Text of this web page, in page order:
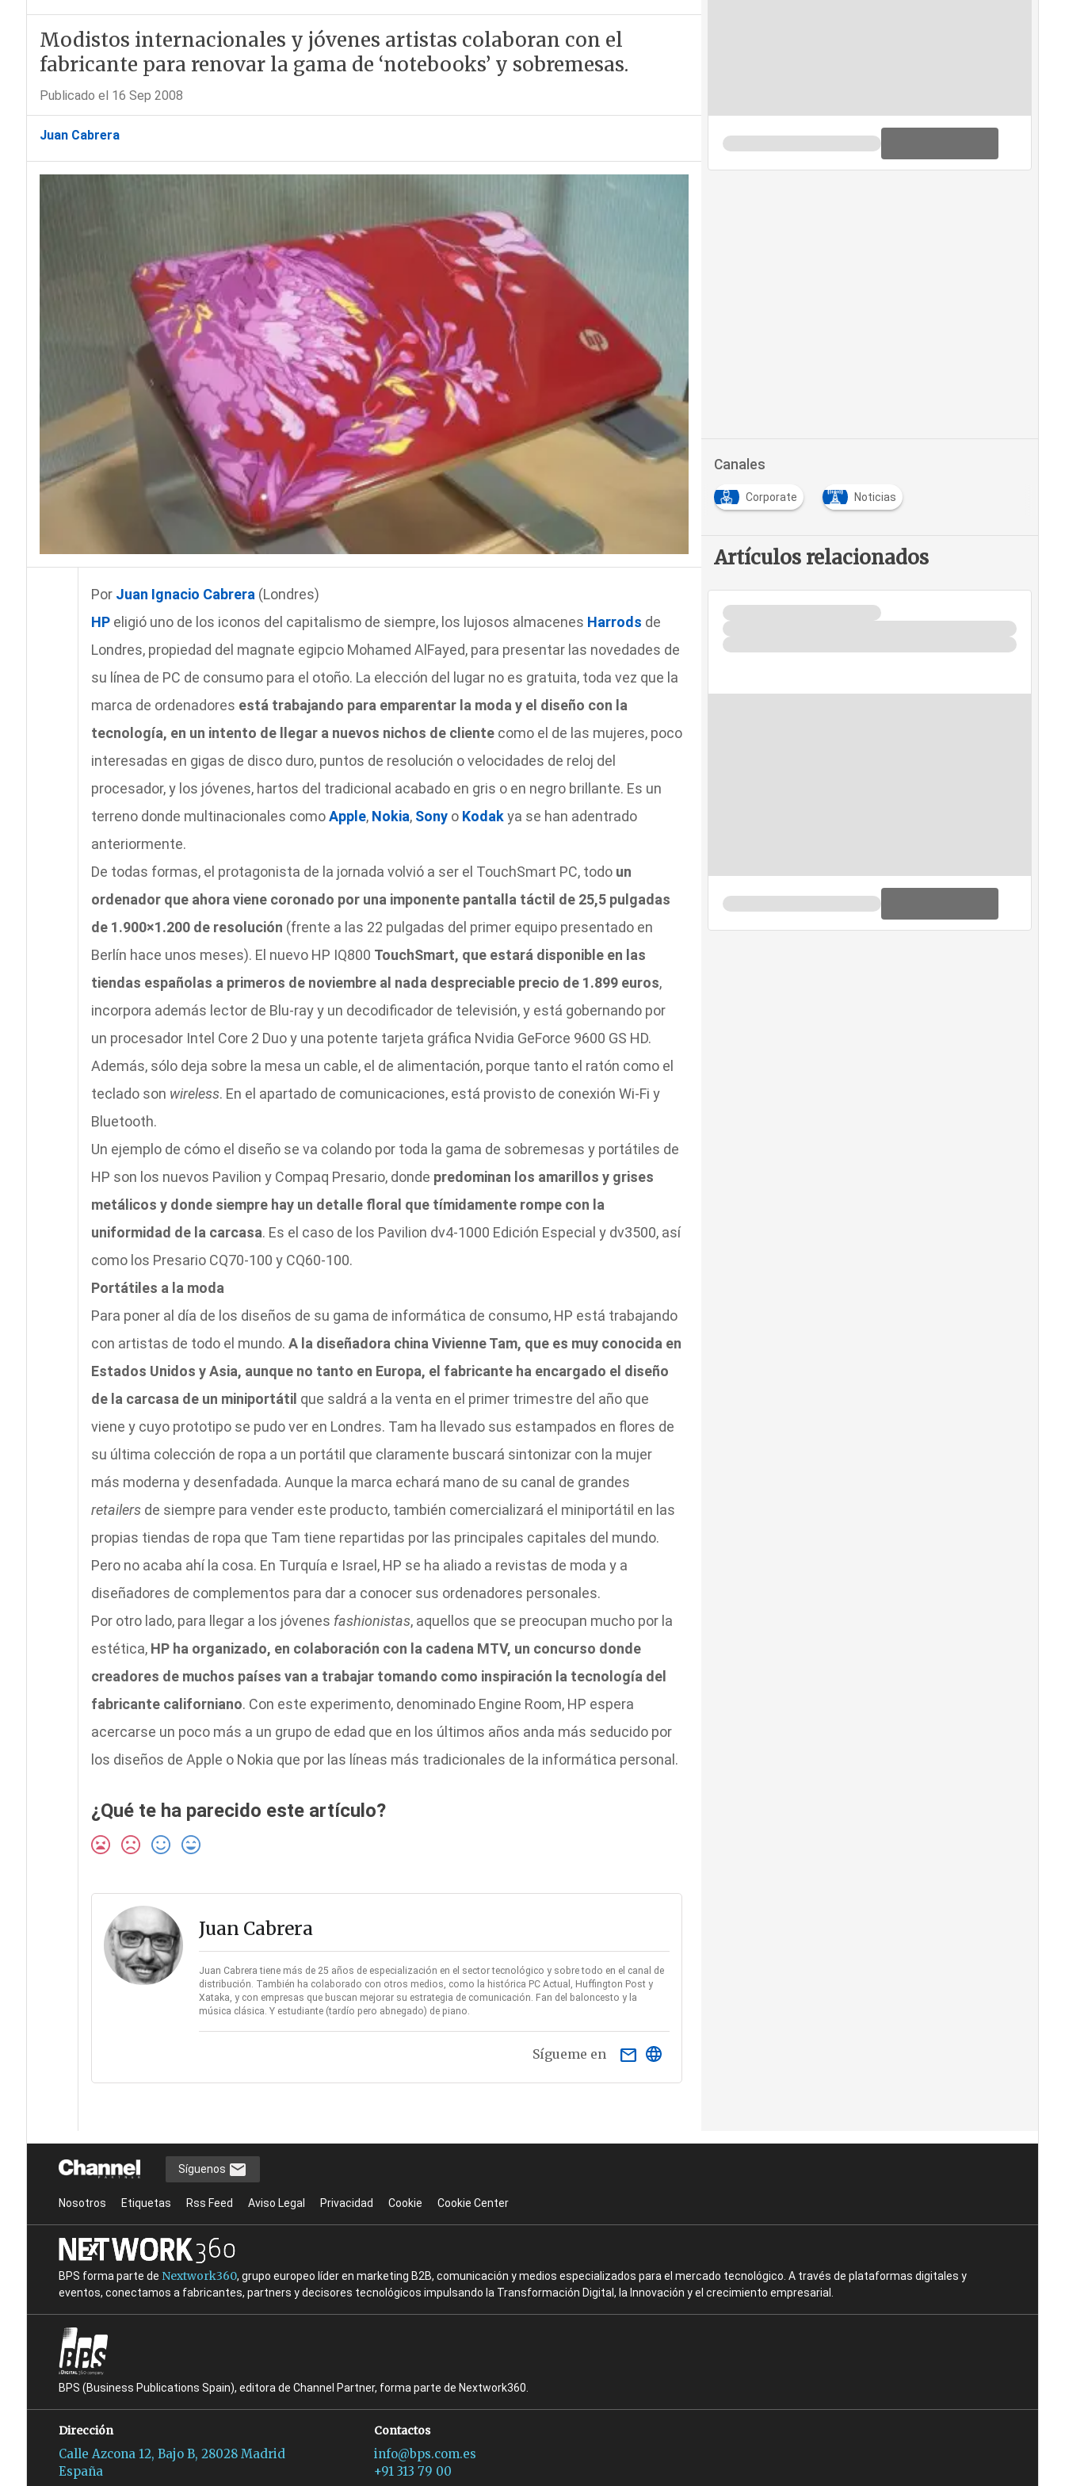
Modistos internacionales y jóvenes artistas colaboran con el
fabricante para renovar la gama de ‘notebooks’ y sobremesas.
Publicado el 16 Sep 2008
Juan Cabrera
Por Juan Ignacio Cabrera (Londres)
HP eligió uno de los iconos del capitalismo de siempre, los lujosos almacenes Harrods de
Londres, propiedad del magnate egipcio Mohamed AlFayed, para presentar las novedades de
su línea de PC de consumo para el otoño. La elección del lugar no es gratuita, toda vez que la
marca de ordenadores está trabajando para emparentar la moda y el diseño con la
tecnología, en un intento de llegar a nuevos nichos de clientecomo el de las mujeres, poco
interesadas en gigas de disco duro, puntos de resolución o velocidades de reloj del
procesador, y los jóvenes, hartos del tradicional acabado en gris o en negro brillante. Es un
terreno donde multinacionales comoApple, Nokia, Sony o Kodakya se han adentrado
anteriormente.
De todas formas, el protagonista de la jornada volvió a ser el TouchSmart PC, todo un
ordenador que ahora viene coronado por una imponente pantalla táctil de 25,5 pulgadas
de 1.900×1.200 de resolución (frente a las 22 pulgadas del primer equipo presentado en
Berlín hace unos meses). El nuevo HP IQ800 TouchSmart, que estará disponible en las
tiendas españolas a primeros de noviembre al nada despreciable precio de 1.899 euros,
incorpora además lector de Blu-ray y un decodificador de televisión, y está gobernando por
un procesador Intel Core 2 Duo y una potente tarjeta gráfica Nvidia GeForce 9600 GS HD.
Además, sólo deja sobre la mesa un cable, el de alimentación, porque tanto el ratón como el
teclado son wireless. En el apartado de comunicaciones, está provisto de conexión Wi-Fi y
Bluetooth.
Un ejemplo de cómo el diseño se va colando por toda la gama de sobremesas y portátiles de
HP son los nuevos Pavilion y Compaq Presario, donde predominan los amarillos y grises
metálicos y donde siempre hay un detalle floral que tímidamente rompe con la
uniformidad de la carcasa. Es el caso de los Pavilion dv4-1000 Edición Especial y dv3500, así
como los Presario CQ70-100 y CQ60-100.
Portátiles a la moda
Para poner al día de los diseños de su gama de informática de consumo, HP está trabajando
con artistas de todo el mundo. A la diseñadora china Vivienne Tam, que es muy conocida en
Estados Unidos y Asia, aunque no tanto en Europa, el fabricante ha encargado el diseño
de la carcasa de un miniportátil que saldrá a la venta en el primer trimestre del año que
viene y cuyo prototipo se pudo ver en Londres. Tam ha llevado sus estampados en flores de
su última colección de ropa a un portátil que claramente buscará sintonizar con la mujer
más moderna y desenfadada. Aunque la marca echará mano de su canal de grandes
retailersde siempre para vender este producto, también comercializará el miniportátil en las
propias tiendas de ropa que Tam tiene repartidas por las principales capitales del mundo.
Pero no acaba ahí la cosa. En Turquía e Israel, HP se ha aliado a revistas de moda y a
diseñadores de complementos para dar a conocer sus ordenadores personales.
Por otro lado, para llegar a los jóvenes fashionistas, aquellos que se preocupan mucho por la
estética, HP ha organizado, en colaboración con la cadena MTV, un concurso donde
creadores de muchos países van a trabajar tomando como inspiración la tecnología del
fabricante californiano. Con este experimento, denominado Engine Room, HP espera
acercarse un poco más a un grupo de edad que en los últimos años anda más seducido por
los diseños de Apple o Nokia que por las líneas más tradicionales de la informática personal.
¿Qué te ha parecido este artículo?
Juan Cabrera
Juan Cabrera tiene más de 25 años de especialización en el sector tecnológico y sobre todo en el canal de
distribución. También ha colaborado con otros medios, como la histórica PC Actual, Huffington Post y
Xataka, y con empresas que buscan mejorar su estrategia de comunicación. Fan del baloncesto y la
música clásica. Y estudiante (tardío pero abnegado) de piano.
email
Sígueme en
Canales
Corporate Noticias
Artículos relacionados
Síguenos
Nosotros Etiquetas Rss Feed Aviso Legal Privacidad Cookie Cookie Center
BPS forma parte de Nextwork360, grupo europeo líder en marketing B2B, comunicación y medios especializados para el mercado tecnológico. A través de plataformas digitales y
eventos, conectamos a fabricantes, partners y decisores tecnológicos impulsando la Transformación Digital, la Innovación y el crecimiento empresarial.
BPS (Business Publications Spain), editora de Channel Partner, forma parte de Nextwork360.
Dirección
Calle Azcona 12, Bajo B, 28028 Madrid
España
Contactos
info@bps.com.es
+91 313 79 00